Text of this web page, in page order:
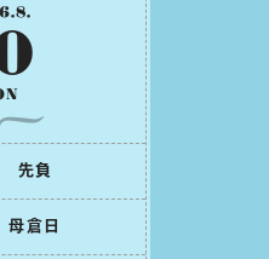
.8.
先負
⺟倉⽇